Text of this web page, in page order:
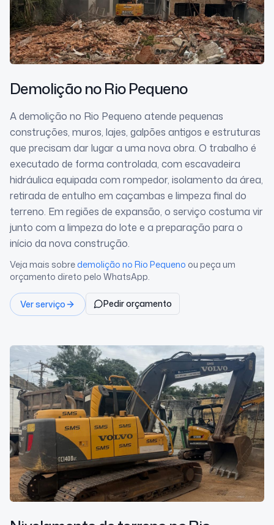
Demoliçãono Rio Pequeno
A demolição no Rio Pequeno atende pequenas
construções, muros, lajes, galpões antigos e estruturas
que precisam dar lugar a uma nova obra. O trabalho é
executado de forma controlada, com escavadeira
hidráulica equipada com rompedor, isolamento da área,
retirada de entulho em caçambas e limpeza final do
terreno. Em regiões de expansão, o serviço costuma vir
junto com a limpeza do lote e a preparação para o
início da nova construção.
Veja mais sobredemolição no Rio Pequeno ou peça um
orçamento direto pelo WhatsApp.
Ver serviço Pedir orçamento